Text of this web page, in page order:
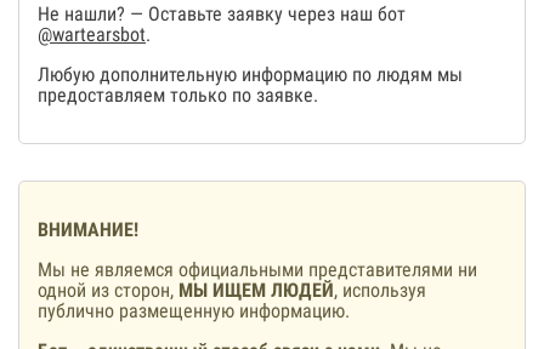
Не нашли? — Оставьте заявку через наш бот
@wartearsbot.
Любую дополнительную информацию по людям мы
предоставляем только по заявке.
ВНИМАНИЕ!
Мы не являемся официальными представителями ни
одной из сторон, МЫ ИЩЕМ ЛЮДЕЙ, используя
публично размещенную информацию.